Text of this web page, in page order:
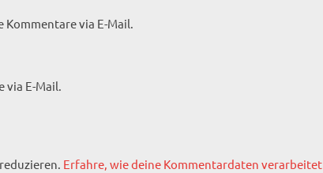
via E-Mail.
via E-Mail.
Erfahre, wie deine Kommentardaten